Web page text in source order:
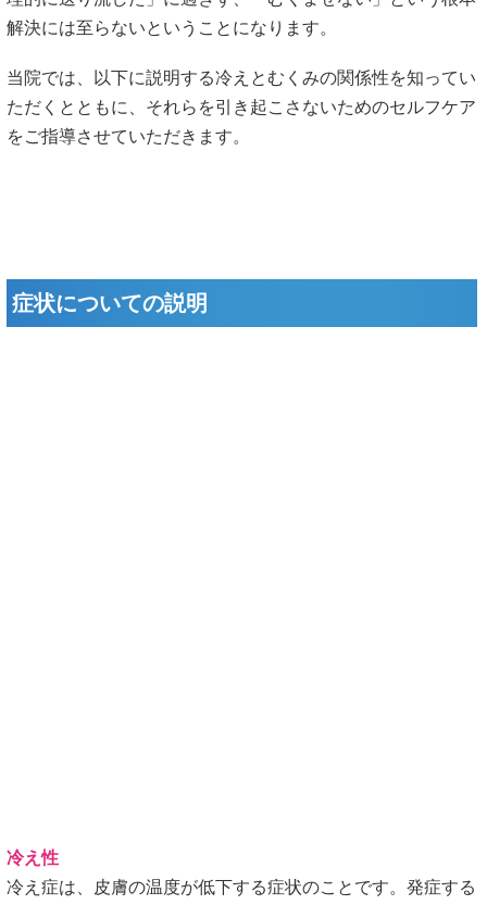
解決には至らないということになります。
当院では、以下に説明する冷えとむくみの関係性を知ってい
ただくとともに、それらを引き起こさないためのセルフケア
をご指導させていただきます。
症状についての説明
冷え性
冷え症は、皮膚の温度が低下する症状のことです。発症する